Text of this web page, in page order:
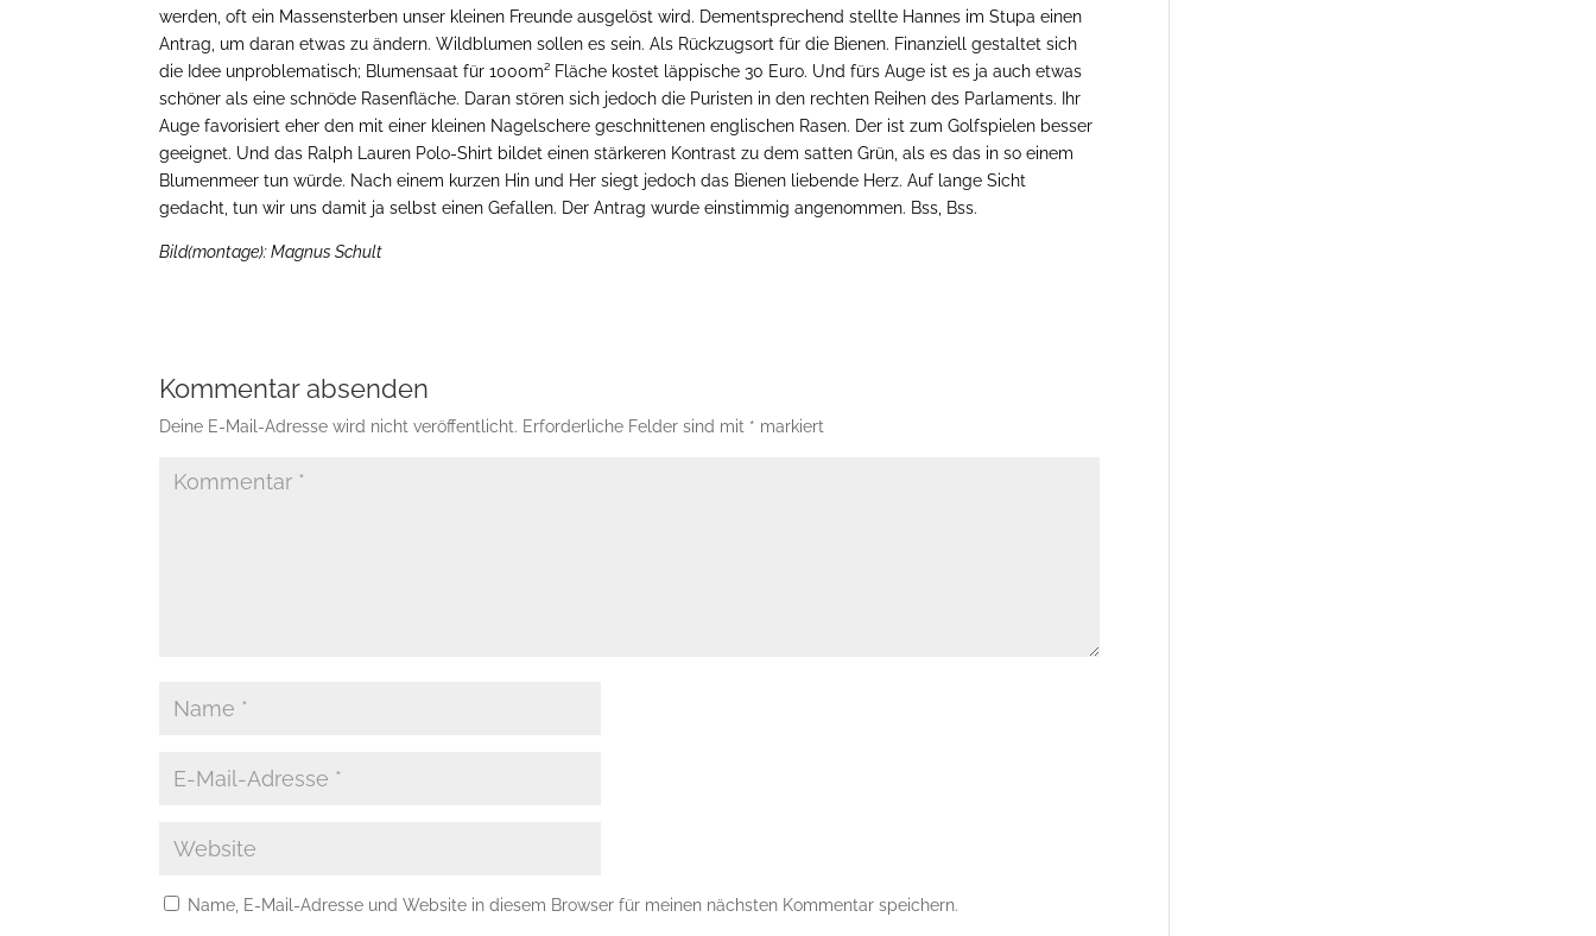
werden, oft ein Massensterben unser kleinen Freunde ausgelöst wird. Dementsprechend stellte Hannes im Stupa einen
Antrag, um daran etwas zu ändern. Wildblumen sollen es sein. Als Rückzugsort für die Bienen. Finanziell gestaltet sich
die Idee unproblematisch; Blumensaat für 1000m² Fläche kostet läppische 30 Euro. Und fürs Auge ist es ja auch etwas
schöner als eine schnöde Rasenfläche. Daran stören sich jedoch die Puristen in den rechten Reihen des Parlaments. Ihr
Auge favorisiert eher den mit einer kleinen Nagelschere geschnittenen englischen Rasen. Der ist zum Golfspielen besser
geeignet. Und das Ralph Lauren Polo-Shirt bildet einen stärkeren Kontrast zu dem satten Grün, als es das in so einem
Blumenmeer tun würde. Nach einem kurzen Hin und Her siegt jedoch das Bienen liebende Herz. Auf lange Sicht
gedacht, tun wir uns damit ja selbst einen Gefallen. Der Antrag wurde einstimmig angenommen. Bss, Bss.
Bild(montage): Magnus Schult
Kommentar absenden
Deine E-Mail-Adresse wird nicht veröffentlicht. Erforderliche Felder sind mit * markiert
Name, E-Mail-Adresse und Website in diesem Browser für meinen nächsten Kommentar speichern.